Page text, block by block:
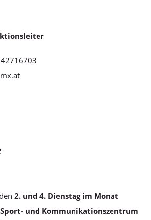
2. und 4. Dienstag im Monat
Sport- und Kommunikationszentrum